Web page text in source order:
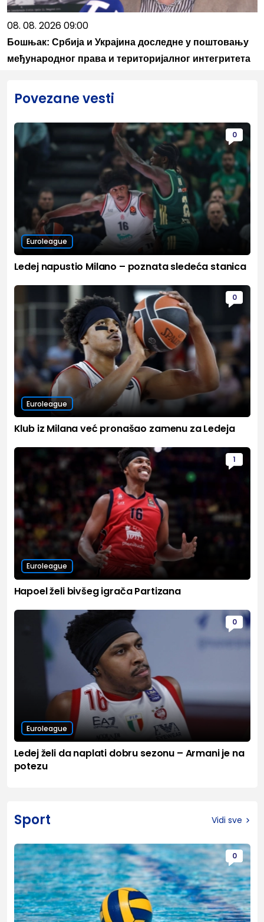
08. 08. 2026 09:00
Бошњак: Србија и Украјина доследне у поштовању
међународног права и територијалног интегритета
Povezane vesti
0
Euroleague
Ledej napustio Milano – poznata sledeća stanica
0
Euroleague
Klub iz Milana već pronašao zamenu za Ledeja
1
Euroleague
Hapoel želi bivšeg igrača Partizana
0
Euroleague
Ledej želi da naplati dobru sezonu – Armani je na
potezu
Sport Vidi sve
0